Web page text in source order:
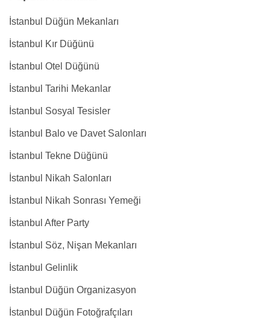
İstanbul Düğün Mekanları
İstanbul Kır Düğünü
İstanbul Otel Düğünü
İstanbul Tarihi Mekanlar
İstanbul Sosyal Tesisler
İstanbul Balo ve Davet Salonları
İstanbul Tekne Düğünü
İstanbul Nikah Salonları
İstanbul Nikah Sonrası Yemeği
İstanbul After Party
İstanbul Söz, Nişan Mekanları
İstanbul Gelinlik
İstanbul Düğün Organizasyon
İstanbul Düğün Fotoğrafçıları